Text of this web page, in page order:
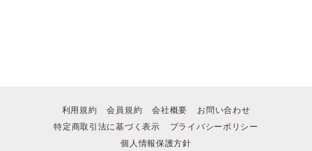
利用規約 会員規約 会社概要
お問い合わせ
特定商取引法に基づく表示
プライバシーポリシー
個人情報保護方針